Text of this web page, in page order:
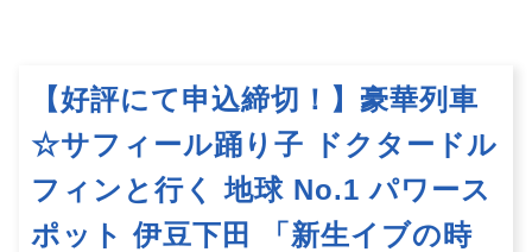
【好評にて申込締切！】豪華列車
☆サフィール踊り子 ドクタードル
フィンと行く 地球 No.1 パワース
ポット 伊豆下田 「新生イブの時